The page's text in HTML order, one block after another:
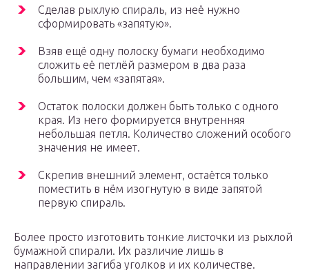
Сделав рыхлую спираль, из неё нужно
сформировать «запятую».
Взяв ещё одну полоску бумаги необходимо
сложить её петлёй размером в два раза
большим, чем «запятая».
Остаток полоски должен быть только с одного
края. Из него формируется внутренняя
небольшая петля. Количество сложений особого
значения не имеет.
Скрепив внешний элемент, остаётся только
поместить в нём изогнутую в виде запятой
первую спираль.
Более просто изготовить тонкие листочки из рыхлой
бумажной спирали. Их различие лишь в
направлении загиба уголков и их количестве.